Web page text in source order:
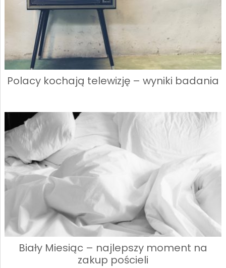
Polacy kochają telewizję – wyniki badania
Biały Miesiąc – najlepszy moment na
zakup pościeli